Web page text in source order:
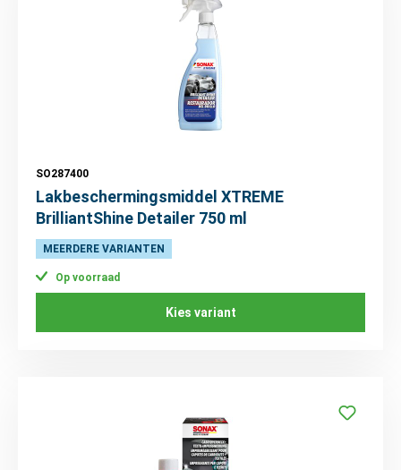
SO287400
Lakbeschermingsmiddel XTREME
BrilliantShine Detailer 750 ml
MEERDERE VARIANTEN
Op voorraad
Kies variant